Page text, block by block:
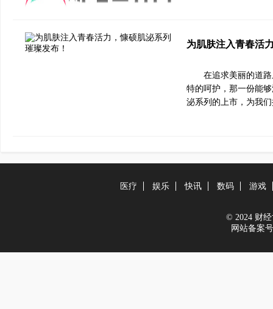
为肌肤注入青春活
在追求美丽的道
特的呵护，那一份能
泌系列的上市，为我
医疗 娱乐 快讯 数码 游戏
© 2024 财经
网站备案